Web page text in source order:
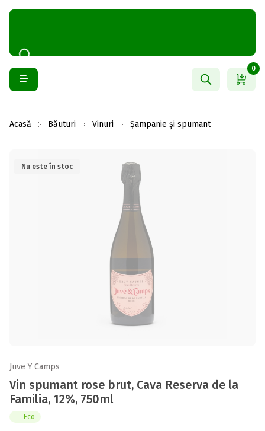
0
Acasă Băuturi Vinuri Șampanie și spumant
Nu este în stoc
Juve Y Camps
Vin spumant rose brut, Cava Reserva de la
Familia, 12%, 750ml
Eco